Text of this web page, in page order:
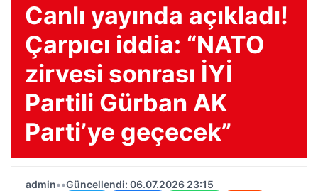
Canlı yayında açıkladı!
Çarpıcı iddia: “NATO
zirvesi sonrası İYİ
Partili Gürban AK
Parti’ye geçecek”
admin••Güncellendi: 06.07.2026 23:15